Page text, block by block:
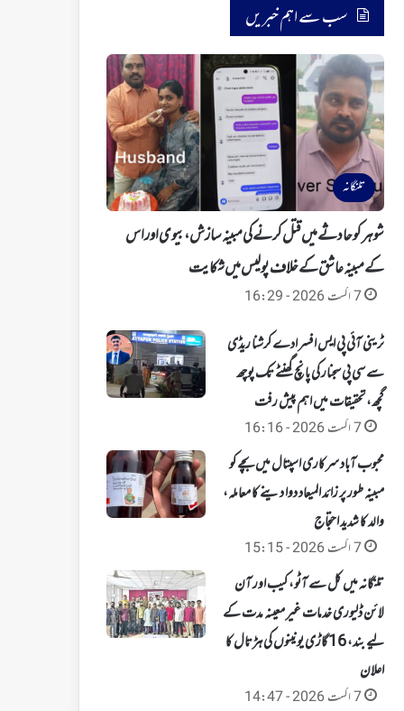
سب سے اہم خبریں
تلنگانہ
شوہر کو حادثے میں قتل کرنے کی مبینہ سازش، بیوی اور اس
کے مبینہ عاشق کے خلاف پولیس میں شکایت
7 اگست 2026 - 16:29
ٹرینی آئی پی ایس افسر ادے کرشنا ریڈی
سے سی پی سجنار کی پانچ گھنٹے تک پوچھ
گچھ، تحقیقات میں اہم پیش رفت
7 اگست 2026 - 16:16
محبوب آباد سرکاری اسپتال میں بچے کو
مبینہ طور پر زائد المیعاد دوا دینے کا معاملہ،
والد کا شدید احتجاج
7 اگست 2026 - 15:15
تلنگانہ میں کل سے آٹو، کیب اور آن
لائن ڈلیوری خدمات غیر معینہ مدت کے
لیے بند، 16 گاڑی یونینوں کی ہڑتال کا
اعلان
7 اگست 2026 - 14:47